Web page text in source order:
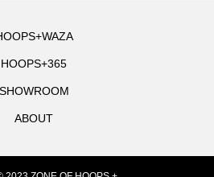
HOOPS+365
SHOWROOM
ABOUT